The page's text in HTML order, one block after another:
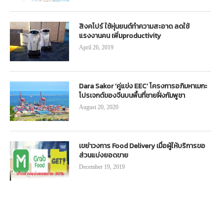
สิงคโปร์ ใช้หุ่นยนต์ทำความสะอาด ลดใช้
แรงงานคน เพิ่มproductivity
April 26, 2019
Dara Sakor ‘คู่แข่ง EEC’ โครงการอภิมหาเมกะ
โปรเจกต์ของจีนบนพื้นที่ชายฝั่งกัมพูชา
August 20, 2020
เขย่าวงการ Food Delivery เมื่อผู้ให้บริการขอ
ส่วนแบ่งยอดขาย
December 19, 2019